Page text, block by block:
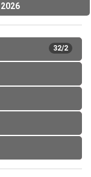
2026
32/2